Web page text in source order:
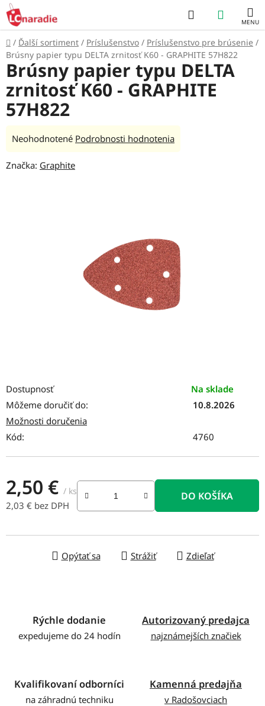
Prejsť
na
obsah
Hľadať
KOŠÍK
Domov
/ Ďalší sortiment / Príslušenstvo / Príslušenstvo pre brúsenie /
Brúsny papier typu DELTA zrnitosť K60 - GRAPHITE 57H822
Dostupnosť
Na sklade
Môžeme doručiť do:
10.8.2026
Možnosti doručenia
Kód:
4760
2,50 € / ks
2,03 € bez DPH
DO KOŠÍKA
Opýtať sa Strážiť Zdieľať
Brúsny papier typu DELTA
zrnitosť K60 - GRAPHITE
57H822
Priemerné
produktu
Neohodnotené Podrobnosti hodnotenia
Značka: Graphite
Rýchle dodanie
expedujeme do 24 hodín
Autorizovaný predajca
najznámejších značiek
Kvalifikovaní odborníci
na záhradnú techniku
Kamenná predajňa
v Radošovciach